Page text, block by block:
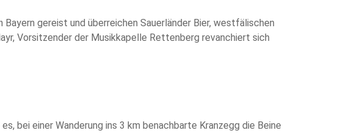
gereist und überreichen Sauerländer Bier, westfälischen
Vorsitzender der Musikkapelle Rettenberg revanchiert sich
bei einer Wanderung ins 3 km benachbarte Kranzegg die Beine